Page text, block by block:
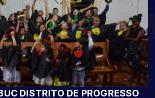
DISTRITO DE PROGRESSO